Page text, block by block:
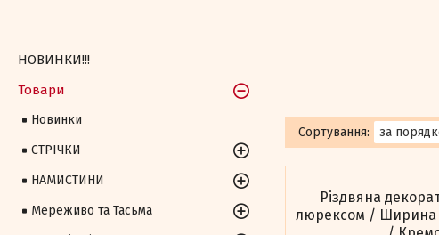
Різдвяна
люрексом / Ширина
НОВИНКИ!!!
Товари
Новинки
СТРІЧКИ
НАМИСТИНИ
Мереживо та Тасьма